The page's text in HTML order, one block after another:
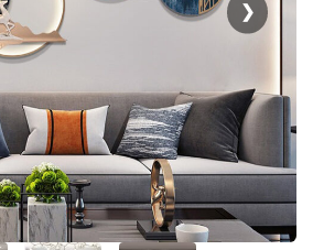
❯